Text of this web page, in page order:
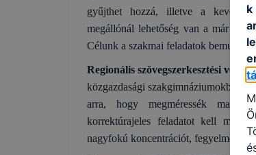
gyűjthet hozzá, illetve a kevésbé
megállónál lehetőség van a már
Célunk a szakmai feladatok
Regionális szövegszerkesztési
közgazdasági szakgimnáziumokban,
arra, hogy megméressék
korrektúrajeles feladatot kell
nagyfokú koncentrációt, fegyelmet,
k